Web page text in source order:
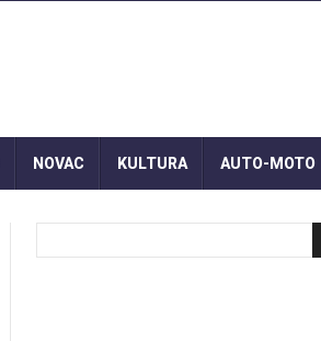
NOVAC KULTURA AUTO-MOTO